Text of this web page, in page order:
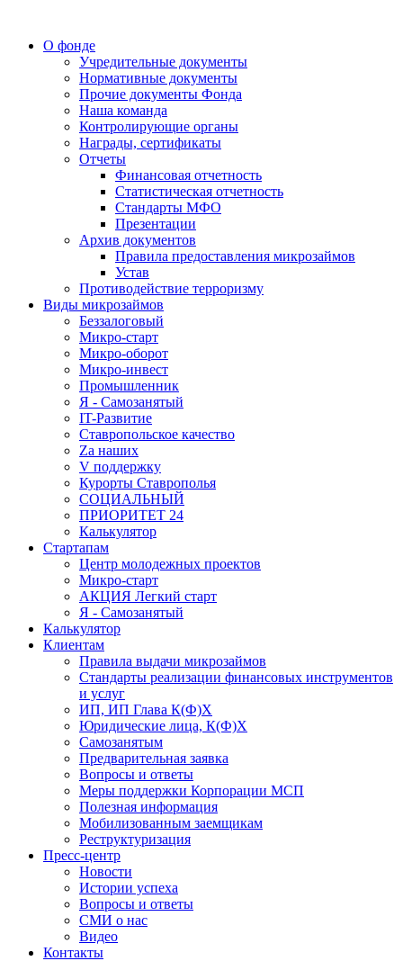
О фонде
Учредительные документы
Нормативные документы
Прочие документы Фонда
Наша команда
Контролирующие органы
Награды, сертификаты
Отчеты
Финансовая отчетность
Статистическая отчетность
Стандарты МФО
Презентации
Архив документов
Правила предоставления микрозаймов
Устав
Противодействие терроризму
Виды микрозаймов
Беззалоговый
Микро-старт
Микро-оборот
Микро-инвест
Промышленник
Я - Самозанятый
IT-Развитие
Ставропольское качество
Za наших
V поддержку
Курорты Ставрополья
СОЦИАЛЬНЫЙ
ПРИОРИТЕТ 24
Калькулятор
Стартапам
Центр молодежных проектов
Микро-старт
АКЦИЯ Легкий старт
Я - Самозанятый
Калькулятор
Клиентам
Правила выдачи микрозаймов
Стандарты реализации финансовых инструментов
и услуг
ИП, ИП Глава К(Ф)Х
Юридические лица, К(Ф)Х
Самозанятым
Предварительная заявка
Вопросы и ответы
Меры поддержки Корпорации МСП
Полезная информация
Мобилизованным заемщикам
Реструктуризация
Пресс-центр
Новости
Истории успеха
Вопросы и ответы
СМИ о нас
Видео
Контакты